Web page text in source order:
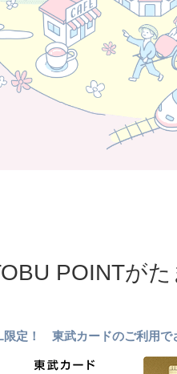
POINTがた
定！ 東武カードのご利用で